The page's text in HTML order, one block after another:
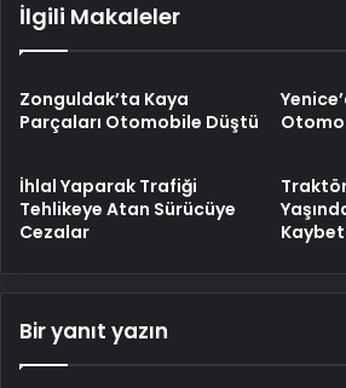
İlgili Makaleler
Zonguldak’ta Kaya
Parçaları Otomobile Düştü
İhlal Yaparak Trafiği
Tehlikeye Atan Sürücüye
Cezalar
Bir yanıt yazın